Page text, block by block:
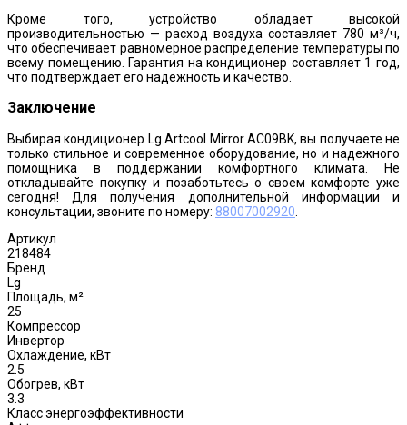
Кроме того, устройство обладает высокой
производительностью — расход воздуха составляет 780 м³/ч,
что обеспечивает равномерное распределение температуры по
всему помещению. Гарантия на кондиционер составляет 1 год,
что подтверждает его надежность и качество.
Заключение
Выбирая кондиционер Lg Artcool Mirror AC09BK, вы получаете не
только стильное и современное оборудование, но и надежного
помощника в поддержании комфортного климата. Не
откладывайте покупку и позаботьтесь о своем комфорте уже
сегодня! Для получения дополнительной информации и
консультации, звоните по номеру: 88007002920
Артикул
218484
Бренд
Lg
Площадь, м²
25
Компрессор
Инвертор
Охлаждение, кВт
2.5
Обогрев, кВт
3.3
Класс энергоэффективности